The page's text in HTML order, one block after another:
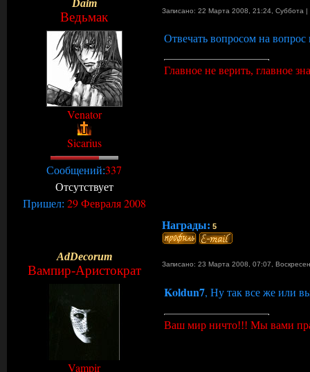
Daim
Ведьмак Записано: 22 Марта 2008, 21:24, Суббота |
Venator
Sicarius
Сообщений:337
Отсутствует
Пришел: 29 Февраля 2008
Отвечать вопросом на
Главное не верить, главное
Награды: 5
AdDecorum
Вампир-Аристократ Записано: 23 Марта 2008, 07:07,
Vampir
Koldun7, Ну так все же или
Ваш мир ничто!!! Мы вами